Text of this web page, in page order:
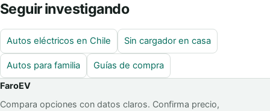
Seguir investigando
Autos eléctricos en Chile Sin cargador en casa
Autos para familia Guías de compra
FaroEV
Compara opciones con datos claros. Confirma precio,